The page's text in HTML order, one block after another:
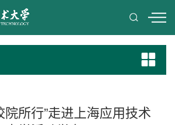
院所行”走进上海应用技术